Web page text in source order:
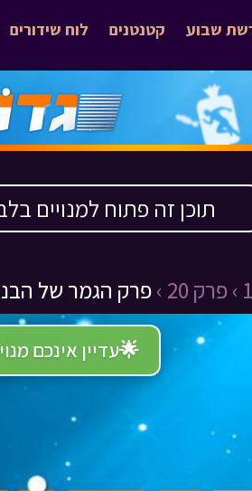
לוח שידורים קטנטנים שבוע
תוכן זה פתוח למנויים
פרק 20 › פרק הגמר של
🌟עדיין אינכם